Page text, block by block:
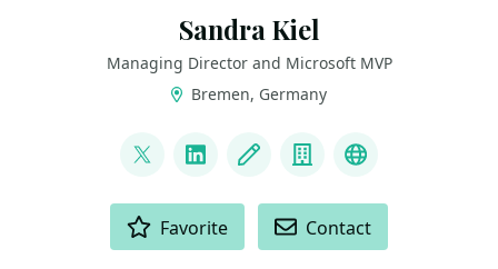
Sandra Kiel
Managing Director and Microsoft MVP
Bremen, Germany
@paulismama
LinkedInBlog CompanyBluesky
Favorite Contact